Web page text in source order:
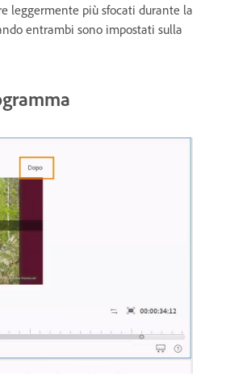
leggermente più sfocati durante la
entrambi sono impostati sulla